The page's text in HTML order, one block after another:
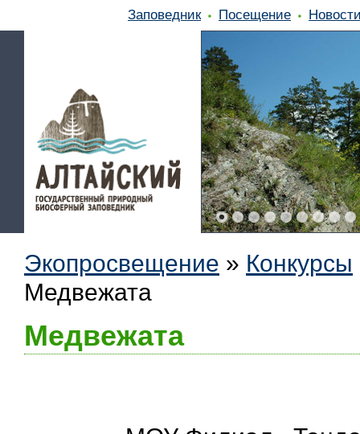
Заповедник Посещение
Экопросвещение » Конкурсы
Медвежата
Медвежата